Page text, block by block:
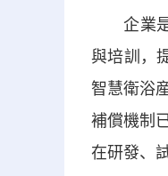
企業是
與培訓，
智慧衛浴
補償機制
在研發、